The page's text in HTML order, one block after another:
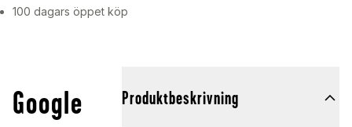
100 dagars öppet köp
Google
Produktbeskrivning